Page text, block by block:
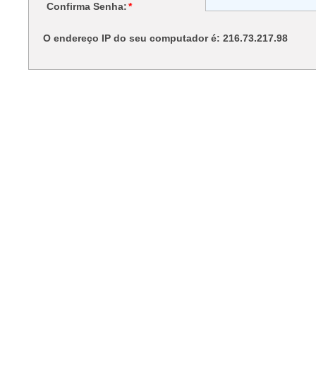
Confirma Senha:*
O endereço IP do seu computador é: 216.73.217.98